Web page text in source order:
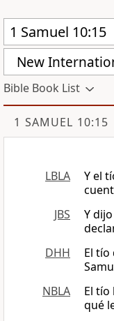
New
Bible Book List
1 SAMUEL 10:15
LBLA
Y el
JBS
Y
DHH
El tío
NBLA
El tío
qué